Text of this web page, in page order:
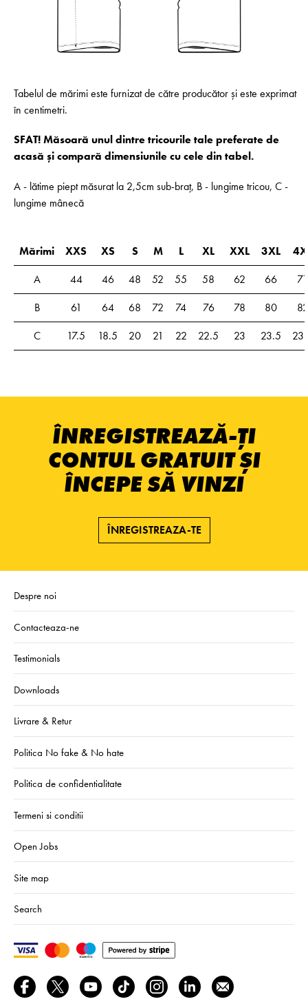
Tabelul de mărimi este furnizat de către producător și este exprimat
în centimetri.
SFAT! Măsoară unul dintre tricourile tale preferate de
acasă și compară dimensiunile cu cele din tabel.
A - lătime piept măsurat la 2,5cm sub-braț, B - lungime tricou, C -
lungime mânecă
Mărimi XXS XS S M L XL XXL 3XL
A
44 46 48 52 55 58 62 66
71
B
61 64 68 72 74 76 78 80
82
C
17.5 18.5 20 21 22 22.5 23 23.5
ÎNREGISTREAZĂ-ȚI
CONTUL GRATUIT ȘI
ÎNCEPE SĂ VINZI
ÎNREGISTREAZA-TE
Despre noi
Contacteaza-ne
Testimonials
Downloads
Livrare & Retur
Politica No fake & No hate
Politica de confidentialitate
Termeni si conditii
Open Jobs
Site map
Search